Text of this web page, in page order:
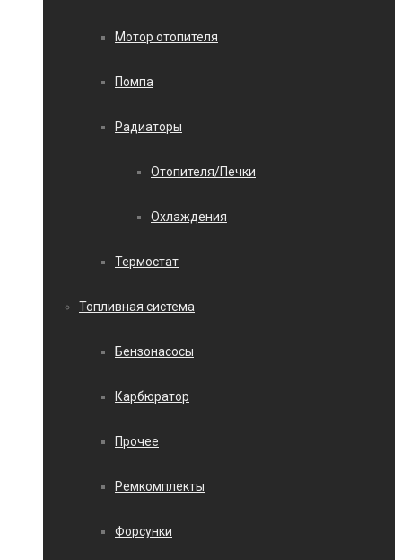
Мотор отопителя
Помпа
Радиаторы
Отопителя/Печки
Охлаждения
Термостат
Топливная система
Бензонасосы
Карбюратор
Прочее
Ремкомплекты
Форсунки